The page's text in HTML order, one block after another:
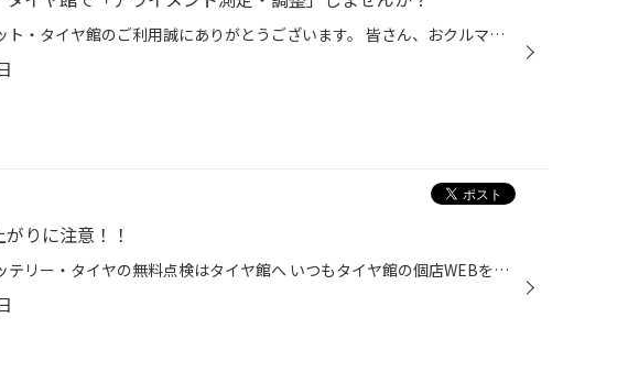
いつもコクピット・タイヤ館のご利用誠にありがとうございます。 皆さん、おクルマを運転していて、フラフラしてまっすぐ走らない、ハンドルがぶれる、 まっすぐ走っている時でもハンドルが左右どちらかに傾いている、 カーブで曲がりにくいなどの ご経験はございませんか？ その症状、おクルマの「...
りに注意！！
猛暑対策】バッテリー・タイヤの無料点検はタイヤ館へ いつもタイヤ館の個店WEBをご覧いただき、誠にありがとうございます。 猛暑による車のトラブルが急増中！今こそ無料点検を 連日の猛暑により、車のバッテリーやタイヤにかかる負担が増加しています。特に夏場はエアコン使用や高温環境により、...